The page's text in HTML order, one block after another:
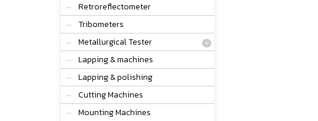
Retroreflectometer
Tribometers
Metallurgical Tester
Lapping & machines
Lapping & polishing
Cutting Machines
Mounting Machines